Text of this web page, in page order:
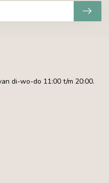
di-wo-do 11:00 t/m 20:00.